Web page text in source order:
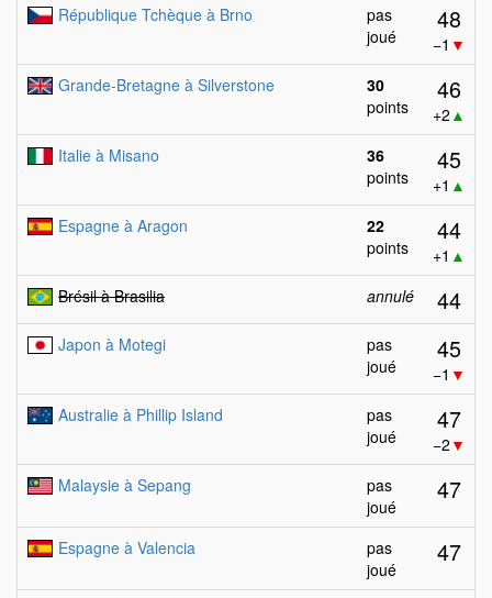
République Tchèque à Brno
pas
joué
48
−1 ▼
Grande-Bretagne à Silverstone
30
points
46
+2 ▲
Italie à Misano
36
points
45
+1 ▲
Espagne à Aragon
22
points
44
+1 ▲
Brésil à Brasilia
annulé 44
Japon à Motegi
pas
joué
45
−1 ▼
Australie à Phillip Island
pas
joué
47
−2 ▼
Malaysie à Sepang
pas
joué
47
Espagne à Valencia
pas
joué
47